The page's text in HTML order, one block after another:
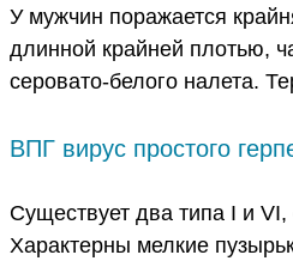
У мужчин поражается
длинной крайней плотью,
серовато-белого налета.
ВПГ вирус простого
Существует два типа I и
Характерны мелкие